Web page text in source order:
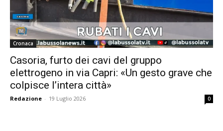
Cronaca
Casoria, furto dei cavi del gruppo
elettrogeno in via Capri: «Un gesto grave che
colpisce l’intera città»
Redazione - 19 Luglio 2026 0